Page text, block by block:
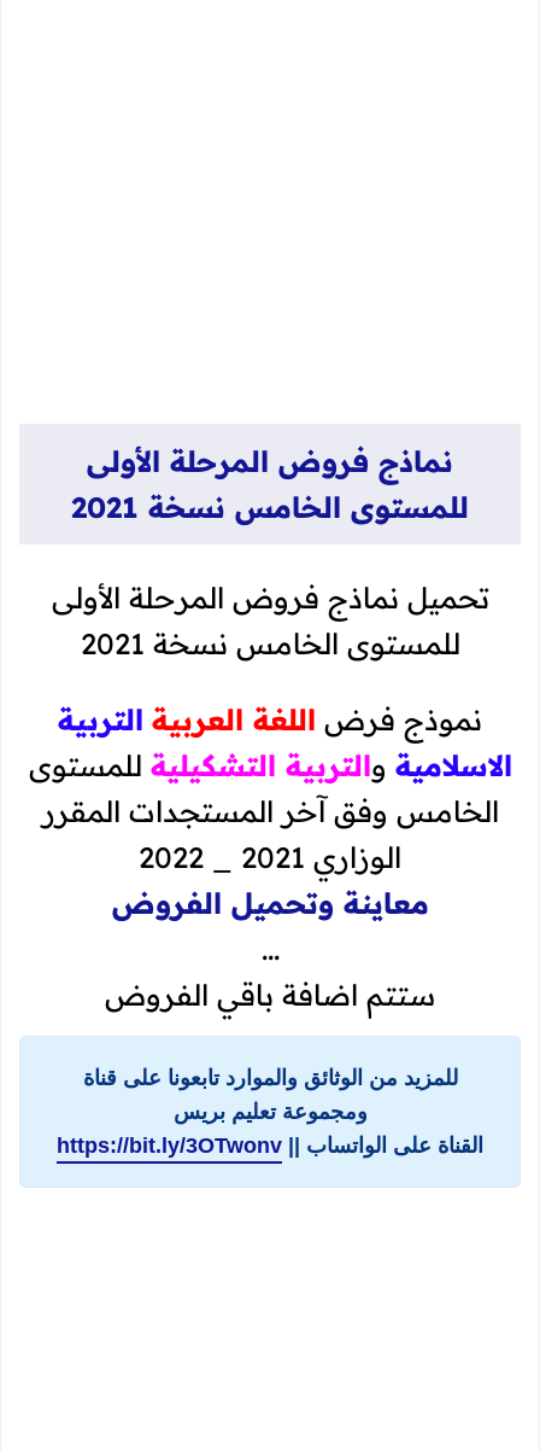
نماذج فروض المرحلة الأولى
للمستوى الخامس نسخة 2021
تحميل نماذج فروض المرحلة الأولى
للمستوى الخامس نسخة 2021
نموذج فرض اللغة العربية التربية
الاسلامية والتربية التشكيلية للمستوى
الخامس وفق آخر المستجدات المقرر
الوزاري 2021 _ 2022
معاينة وتحميل الفروض
...
ستتم اضافة باقي الفروض
للمزيد من الوثائق والموارد تابعونا على قناة
ومجموعة تعليم بريس
القناة على الواتساب || https://bit.ly/3OTwonv